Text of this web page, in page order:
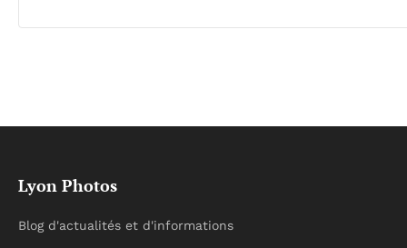
Lyon Photos
Blog d'actualités et d'informations